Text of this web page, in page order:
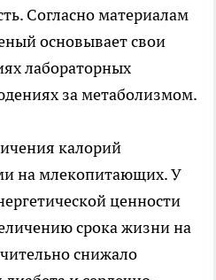
Согласно материалам
основывает свои
лабораторных
за метаболизмом.
калорий
на млекопитающих. У
ценности
срока жизни на
снижало